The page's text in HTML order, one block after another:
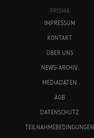
PRISMA
IMPRESSUM
KONTAKT
ÜBER UNS
NEWS-ARCHIV
MEDIADATEN
AGB
DATENSCHUTZ
TEILNAHMEBEDINGUNGEN